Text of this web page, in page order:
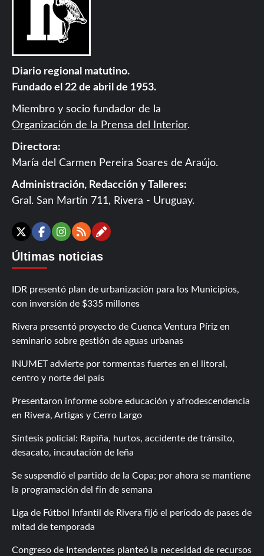
Diario regional matutino.
Fundado el 22 de abril de 1953.
Miembro y socio fundador de la
Organización de la Prensa del Interior.
Directora:
María del Carmen Pereira Soares de Araújo.
Administración, Redacción y Talleres:
Gral. San Martín 711, Rivera - Uruguay.
X Facebook
Instagram
RSSContáctanos
Últimas noticias
IDR presentó plan de urbanización para los Municipios,
con inversión de $335 millones
Rivera presentó proyecto de Cuenca Ventura Píriz en
seminario sobre gestión de aguas urbanas
INUMET advierte por tormentas fuertes en el litoral,
centro y norte del país
Presentaron informe sobre educación y afrodescendencia
en Rivera, Artigas y Cerro Largo
Síntesis policial: Rapiña, hurtos, accidente de tránsito,
desacato, incautación de leña
Se suspendió el partido de la Copa; por ahora se mantiene
la programación del fin de semana
Liga de Fútbol Infantil de Rivera fijó el período de pases de
mitad de temporada
Congreso de Intendentes planteó la necesidad de recursos